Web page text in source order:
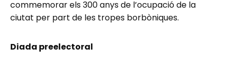
commemorar els 300 anys de l’ocupació de la
ciutat per part de les tropes borbòniques.
Diada preelectoral